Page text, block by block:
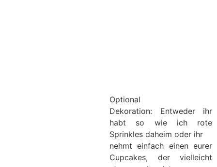
Optional
Dekoration: Entweder ihr
habt so wie ich rote
Sprinkles daheim oder ihr
nehmt einfach einen eurer
Cupcakes, der vielleicht